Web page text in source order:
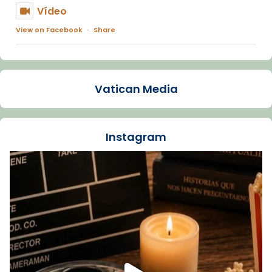
Vídeo
View on Facebook · Share
Arquebisbat de Barcelona
La Carmina va patir depressió. Fa gairebé
dos mesos, a l'Estadi Lluís Companys, la
Recupera l'entrevista comp
Vatican
tican News 👇
www.vaticannews.va/es/iglesia/news/2026-
07/carmina-historia-depresion-papa-viaje-
espana-testimoni...
Foto
View on Facebook · Share
Vatican Media
Instagram